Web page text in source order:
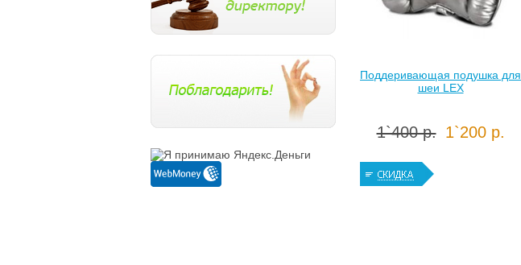
Поддеривающая подушка для
шеи LEX
1`400 р. 1`200 р.